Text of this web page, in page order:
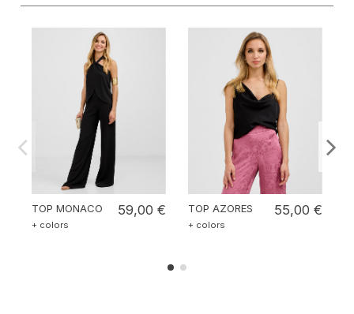
TOP MONACO
+ colors
59,00 € TOP AZORES
+ colors
55,00 €